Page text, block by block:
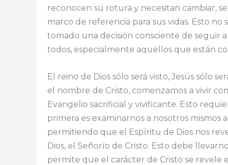
reconocen su rotura y necesitan cambiar,
marco de referencia para sus vidas. Esto
tomado una decisión consciente de seguir
todos, especialmente aquellos que están
El reino de Dios sólo será visto, Jesús sólo
el nombre de Cristo, comenzamos a vivir
Evangelio sacrificial y vivificante. Esto
primera es examinarnos a nosotros mismos
permitiendo que el Espíritu de Dios nos
Dios, el Señorío de Cristo. Esto debe
permite que el carácter de Cristo se revele